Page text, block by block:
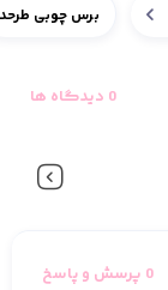
برس چوبی
0 دیدگاه ها
0 پرسش و پاسخ